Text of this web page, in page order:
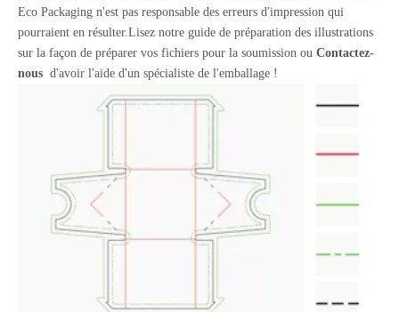
Eco Packaging n'est pas responsable des erreurs d'impression qui
pourraient en résulter.Lisez notre guide de préparation des illustrations
sur la façon de préparer vos fichiers pour la soumission ou Contactez-
nous d'avoir l'aide d'un spécialiste de l'emballage !